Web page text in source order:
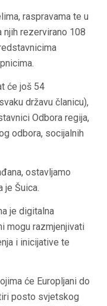
raspravama te u
njih rezervirano 108
će još 54
državu članicu),
Odbora regija,
odbora, socijalnih
ostavljamo
je Šuica.
je digitalna
mogu razmjenjivati
i inicijative te
će Europljani do
posto svjetskog